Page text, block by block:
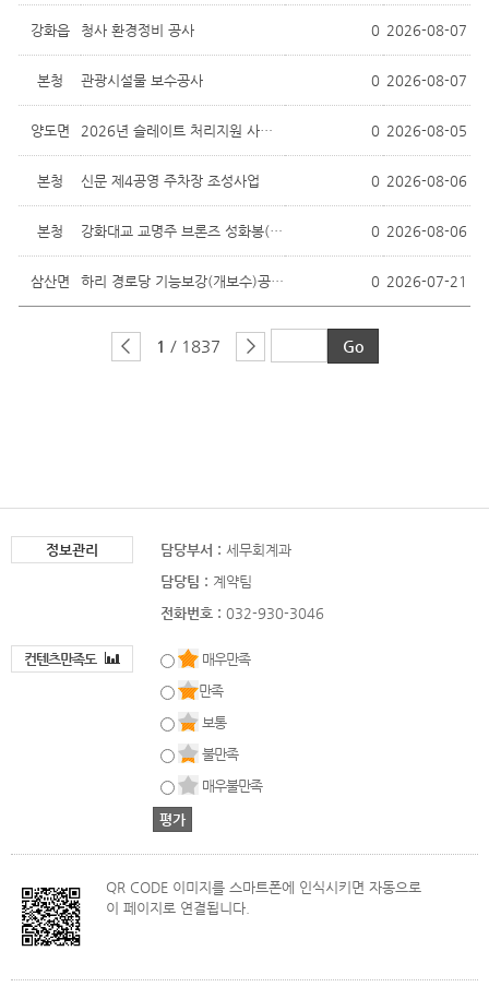
강화읍 청사 환경정비 공사 0 2026-08-07
본청 관광시설물 보수공사 0 2026-08-07
양도면 2026년 슬레이트 처리지원 사업(3차) 0 2026-08-05
본청 신문 제4공영 주차장 조성사업 0 2026-08-06
본청 강화대교 교명주 브론즈 성화봉(주두장... 0 2026-08-06
삼산면 하리 경로당 기능보강(개보수)공사 발주 0 2026-07-21
1 / 1837
정보관리 담당부서 : 세무회계과
담당팀 : 계약팀
전화번호 : 032-930-3046
컨텐츠만족도
매우만족
만족
보통
불만족
매우불만족
QR CODE 이미지를 스마트폰에 인식시키면 자동으로
이 페이지로 연결됩니다.